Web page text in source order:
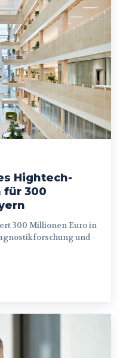
Hightech-
für 300
und -